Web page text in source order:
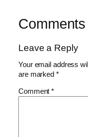
Comments
Leave a Reply
Your email address
are marked *
Comment*